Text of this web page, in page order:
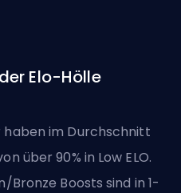
Elo-Hölle
haben im Durchschnitt
über 90% in Low ELO.
Bronze Boosts sind in 1-